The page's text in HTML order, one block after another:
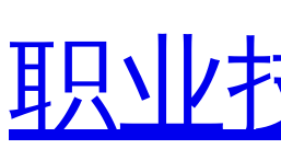
职业